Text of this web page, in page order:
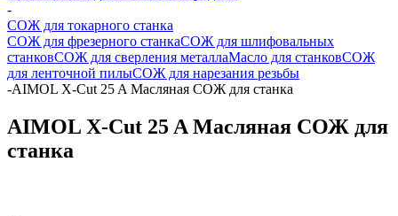
-
СОЖ для токарного станка
СОЖ для фрезерного станкаСОЖ для шлифовальных
станковСОЖ для сверления металлаМасло для станковСОЖ
для ленточной пилыСОЖ для нарезания резьбы
-AIMOL X-Cut 25 A Масляная СОЖ для станка
AIMOL X-Cut 25 A Масляная СОЖ для
станка